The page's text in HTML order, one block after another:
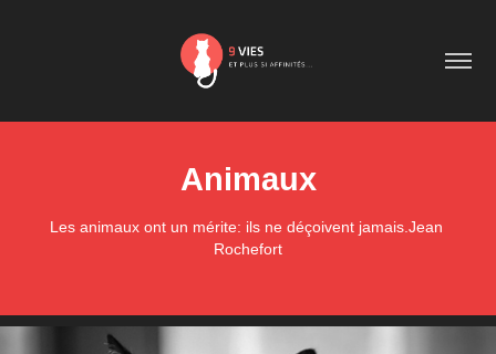
Animaux
Les animaux ont un mérite: ils ne déçoivent jamais.Jean
Rochefort